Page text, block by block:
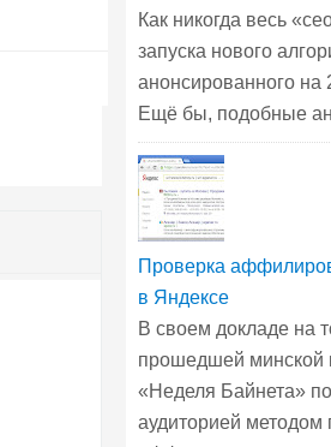
Как никогда весь
запуска нового
анонсированного на
Ещё бы, подобные
Проверка
в Яндексе
В своем докладе на
прошедшей минской
«Неделя Байнета»
аудиторией методом